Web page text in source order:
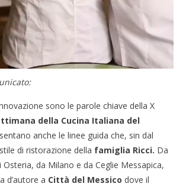
sono le parole chiave della X
della Cucina Italiana del
anche le linee guida che, sin dal
di ristorazione della famiglia Ricci. Da
Osteria, da Milano e da Ceglie Messapica,
d’autore a Città del Messico dove il